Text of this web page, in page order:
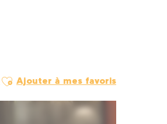
Ajouter aux favoris
Ajouter à mes favoris